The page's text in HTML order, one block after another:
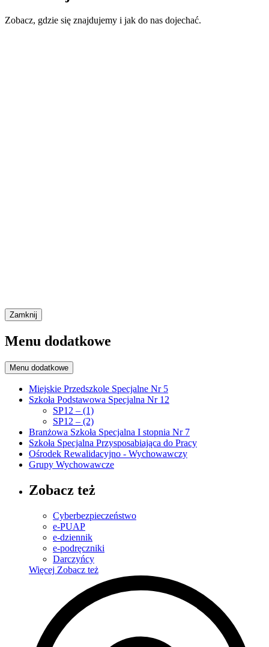
Zobacz, gdzie się znajdujemy i jak do nas dojechać.
Zamknij
Menu dodatkowe
Menu dodatkowe
Miejskie Przedszkole Specjalne Nr 5
Szkoła Podstawowa Specjalna Nr 12
SP12 – (1)
SP12 – (2)
Branżowa Szkoła Specjalna I stopnia Nr 7
Szkoła Specjalna Przysposabiająca do Pracy
Ośrodek Rewalidacyjno - Wychowawczy
Grupy Wychowawcze
Zobacz też
Cyberbezpieczeństwo
e-PUAP
e-dziennik
e-podręczniki
Darczyńcy
Więcej Zobacz też